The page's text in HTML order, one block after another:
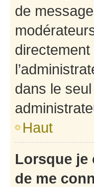
de
directement
dans le
Haut
Lorsque je
de me